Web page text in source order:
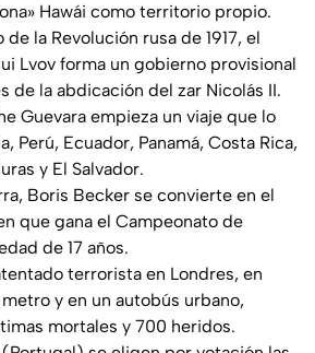
Hawái como territorio propio.
de la Revolución rusa de 1917, el
Lvov forma un gobierno provisional
de la abdicación del zar Nicolás II.
Guevara empieza un viaje que lo
Perú, Ecuador, Panamá, Costa Rica,
y El Salvador.
Boris Becker se convierte en el
que gana el Campeonato de
de 17 años.
terrorista en Londres, en
y en un autobús urbano,
mortales y 700 heridos.